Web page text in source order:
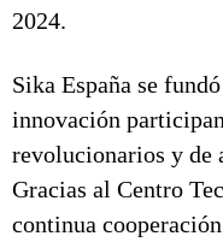
2024.
Sika España se
innovación
revolucionarios y de
Gracias al Centro
continua